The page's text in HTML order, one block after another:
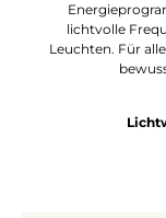
lichtvolle
Leuchten. Für